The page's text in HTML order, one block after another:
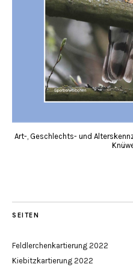
Art-, Geschlechts- und
SEITEN
Feldlerchenkartierung 2022
Kiebitzkartierung 2022